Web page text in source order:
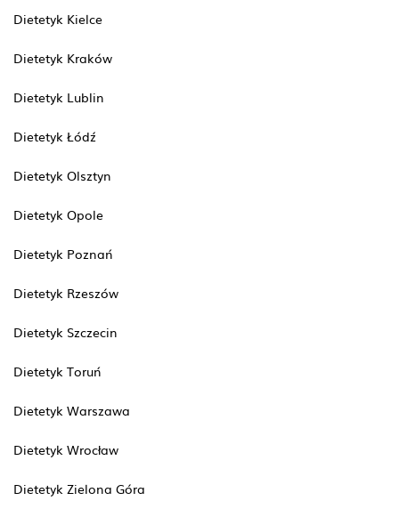
Dietetyk Kielce
Dietetyk Kraków
Dietetyk Lublin
Dietetyk Łódź
Dietetyk Olsztyn
Dietetyk Opole
Dietetyk Poznań
Dietetyk Rzeszów
Dietetyk Szczecin
Dietetyk Toruń
Dietetyk Warszawa
Dietetyk Wrocław
Dietetyk Zielona Góra